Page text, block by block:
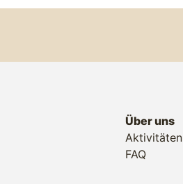
Über uns
Aktivitäten
FAQ